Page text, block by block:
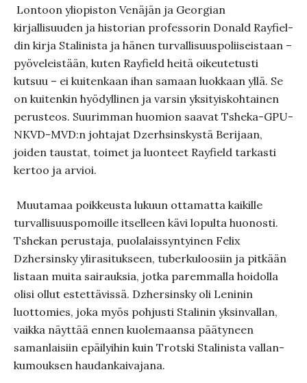
Lontoon yliopiston Venäjän ja Georgian
kirjallisuuden ja histo­rian professorin Donald Rayfiel­
din kirja Stalinista ja hänen turvallisuuspoliiseistaan –
pyöve­leistään, kuten Rayfield heitä oikeutetusti
kutsuu – ei kui­tenkaan ihan samaan luokkaan yllä. Se
on kuitenkin hyödyllinen ja varsin yksityiskohtainen
perusteos. Suurimman huomion saavat Tsheka-GPU-
NKVD-MVD:n johtajat Dzerh­sins­kystä Berijaan,
joiden taustat, toimet ja luonteet Rayfield tarkasti
kertoo ja arvioi.
Muutamaa poikkeusta lukuun ottamatta kaikille
turvallisuuspomoil­le itselleen kävi lopulta huonosti.
Tshekan perustaja, puolalais­syntyinen Felix
Dzhersinsky ylirasitukseen, tuberkuloosiin ja pitkään
listaan muita sairauksia, jotka paremmalla hoidolla
olisi ollut estettävissä. Dzhersinsky oli Leninin
luottomies, joka myös pohjusti Stalinin yksinvallan,
vaikka näyttää ennen kuolemaansa päätyneen
samanlaisiin epäilyihin kuin Trotski Stalinista vallan­
kumouksen haudankaivajana.